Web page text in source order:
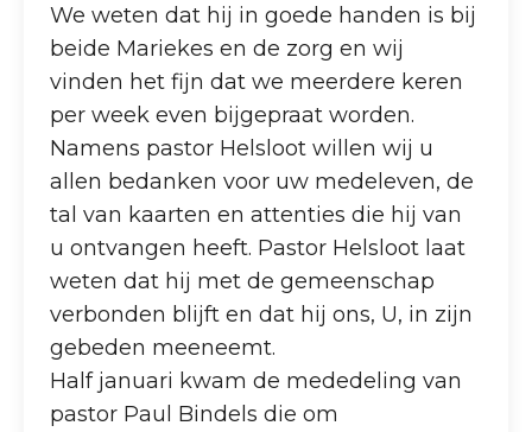
We weten dat hij in goede handen is bij
beide Mariekes en de zorg en wij
vinden het fijn dat we meerdere keren
per week even bijgepraat worden.
Namens pastor Helsloot willen wij u
allen bedanken voor uw medeleven, de
tal van kaarten en attenties die hij van
u ontvangen heeft. Pastor Helsloot laat
weten dat hij met de gemeenschap
verbonden blijft en dat hij ons, U, in zijn
gebeden meeneemt.
Half januari kwam de mededeling van
pastor Paul Bindels die om